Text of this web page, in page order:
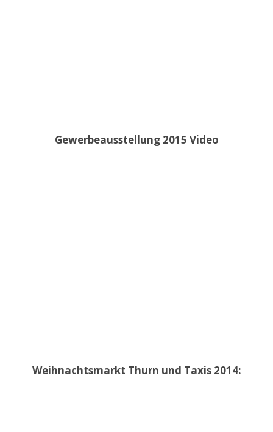
Gewerbeausstellung 2015 Video
Weihnachtsmarkt Thurn und Taxis 2014: